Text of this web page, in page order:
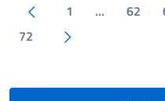
Paginazione
Pagina precedente
1 … 62
72